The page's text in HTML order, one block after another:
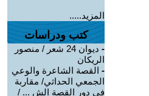
المزيد.....
كتب ودراسات
-
ديوان 24 شعر / منصور
الريكان
- القصة الشاعرة والوعي
الجمعي الحداثي/ مقاربة
في دور القصة الش ... /